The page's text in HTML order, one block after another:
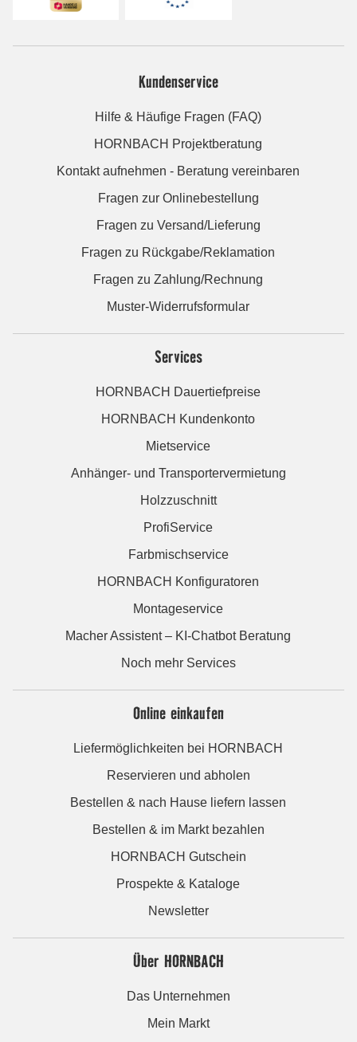
Kundenservice
Hilfe & Häufige Fragen (FAQ)
HORNBACH Projektberatung
Kontakt aufnehmen - Beratung vereinbaren
Fragen zur Onlinebestellung
Fragen zu Versand/Lieferung
Fragen zu Rückgabe/Reklamation
Fragen zu Zahlung/Rechnung
Muster-Widerrufsformular
Services
HORNBACH Dauertiefpreise
HORNBACH Kundenkonto
Mietservice
Anhänger- und Transportervermietung
Holzzuschnitt
ProfiService
Farbmischservice
HORNBACH Konfiguratoren
Montageservice
Macher Assistent – KI-Chatbot Beratung
Noch mehr Services
Online einkaufen
Liefermöglichkeiten bei HORNBACH
Reservieren und abholen
Bestellen & nach Hause liefern lassen
Bestellen & im Markt bezahlen
HORNBACH Gutschein
Prospekte & Kataloge
Newsletter
Über HORNBACH
Das Unternehmen
Mein Markt